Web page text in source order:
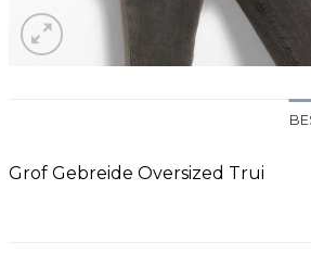
Grof Gebreide Oversized Trui